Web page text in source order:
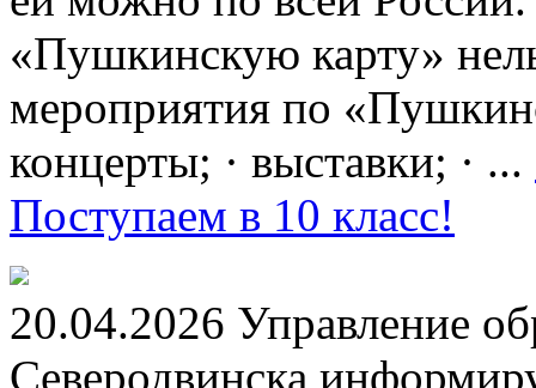
«Пушкинскую карту»
мероприятия по
концерты; · выставки; · ...
Поступаем в 10 класс!
20.04.2026 Управление
Северодвинска